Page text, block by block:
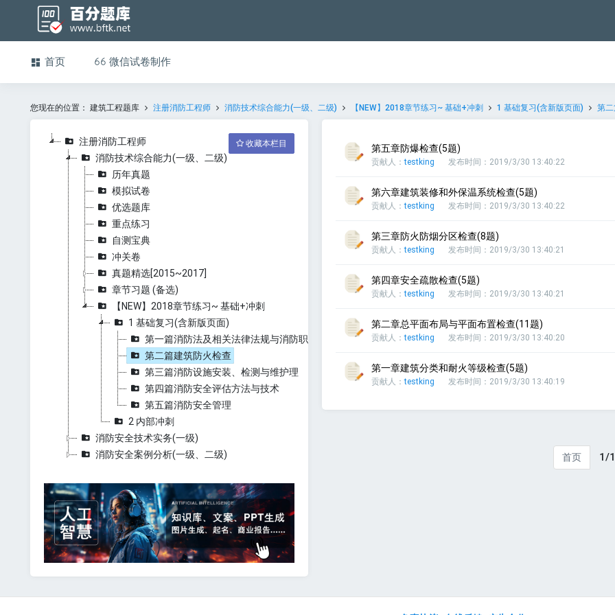
首页 微信试卷制作
您现在的位置： 建筑工程题库 注册消防工程师 消防技术综合能力(一级、二级) 【NEW】2018章节练习~ 基础+冲刺 1 基础复习(含新版页面) 第
收藏本栏目
注册消防工程师
消防技术综合能力(一级、二级)
历年真题
模拟试卷
优选题库
重点练习
自测宝典
冲关卷
真题精选[2015~2017]
章节习题 (备选)
【NEW】2018章节练习~ 基础+冲刺
1 基础复习(含新版页面)
第一篇消防法及相关法律法规与消防职业道德
第二篇建筑防火检查
第三篇消防设施安装、检测与维护理
第四篇消防安全评估方法与技术
第五篇消防安全管理
2 内部冲刺
消防安全技术实务(一级)
消防安全案例分析(一级、二级)
第五章防爆检查(5题)
贡献人：testking 发布时间：2019/3/30 13:40:22
第六章建筑装修和外保温系统检查(5题)
贡献人：testking 发布时间：2019/3/30 13:40:22
第三章防火防烟分区检查(8题)
贡献人：testking 发布时间：2019/3/30 13:40:21
第四章安全疏散检查(5题)
贡献人：testking 发布时间：2019/3/30 13:40:21
第二章总平面布局与平面布置检查(11题)
贡献人：testking 发布时间：2019/3/30 13:40:20
第一章建筑分类和耐火等级检查(5题)
贡献人：testking 发布时间：2019/3/30 13:40:19
首页 1/